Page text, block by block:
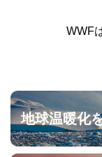
WWF
地球温暖化